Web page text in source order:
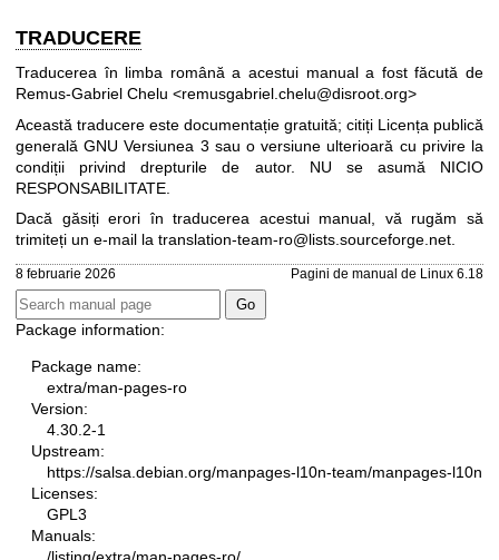
TRADUCERE
Traducerea în limba română a acestui manual a fost făcută de
Remus-Gabriel Chelu <remusgabriel.chelu@disroot.org>
Această traducere este documentație gratuită; citiți Licența publică
generală GNU Versiunea 3 sau o versiune ulterioară cu privire la
condiții privind drepturile de autor. NU se asumă NICIO
RESPONSABILITATE.
Dacă găsiți erori în traducerea acestui manual, vă rugăm să
trimiteți un e-mail la translation-team-ro@lists.sourceforge.net.
8 februarie 2026 Pagini de manual de Linux 6.18
Package information:
Package name:
extra/man-pages-ro
Version:
4.30.2-1
Upstream:
https://salsa.debian.org/manpages-l10n-team/manpages-l10n
Licenses:
GPL3
Manuals:
/listing/extra/man-pages-ro/